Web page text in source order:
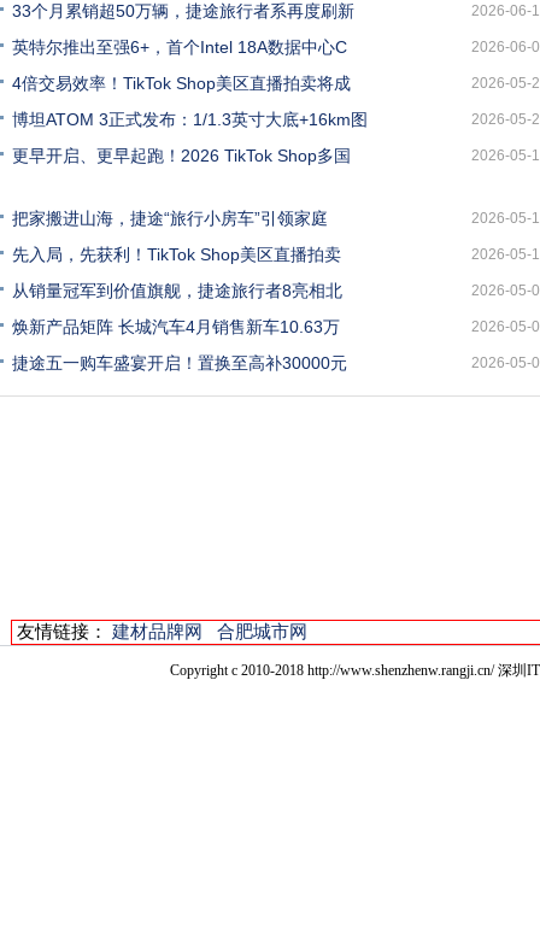
33个月累销超50万辆，捷途旅行者系再度刷新 2026-06-
英特尔推出至强6+，首个Intel 18A数据中心C 2026-06-
4倍交易效率！TikTok Shop美区直播拍卖将成 2026-05-
博坦ATOM 3正式发布：1/1.3英寸大底+16km图 2026-05-
更早开启、更早起跑！2026 TikTok Shop多国 2026-05-
把家搬进山海，捷途“旅行小房车”引领家庭 2026-05-
先入局，先获利！TikTok Shop美区直播拍卖 2026-05-
从销量冠军到价值旗舰，捷途旅行者8亮相北 2026-05-
焕新产品矩阵 长城汽车4月销售新车10.63万 2026-05-
捷途五一购车盛宴开启！置换至高补30000元 2026-05-
友情链接： 建材品牌网 合肥城市网
Copyright c 2010-2018 http://www.shenzhenw.rangji.cn/ 深